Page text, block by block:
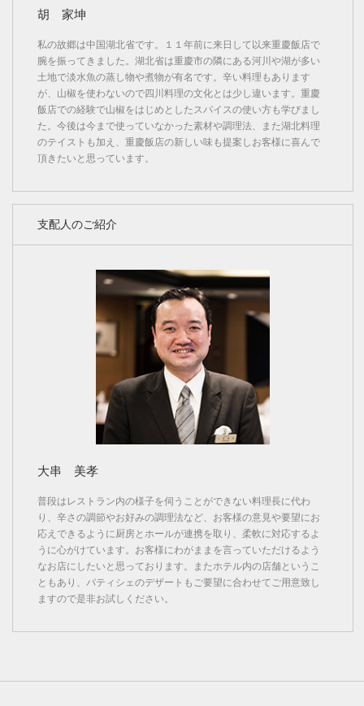
胡 家坤
私の故郷は中国湖北省です。１１年前に来日して以来重慶飯店で
腕を振ってきました。湖北省は重慶市の隣にある河川や湖が多い
土地で淡水魚の蒸し物や煮物が有名です。辛い料理もあります
が、山椒を使わないので四川料理の文化とは少し違います。重慶
飯店での経験で山椒をはじめとしたスパイスの使い方も学びまし
た。今後は今まで使っていなかった素材や調理法、また湖北料理
のテイストも加え、重慶飯店の新しい味も提案しお客様に喜んで
頂きたいと思っています。
支配人のご紹介
大串 美孝
普段はレストラン内の様子を伺うことができない料理長に代わ
り、辛さの調節やお好みの調理法など、お客様の意見や要望にお
応えできるように厨房とホールが連携を取り、柔軟に対応するよ
うに心がけています。お客様にわがままを言っていただけるよう
なお店にしたいと思っております。またホテル内の店舗というこ
ともあり、パティシェのデザートもご要望に合わせてご用意致し
ますので是非お試しください。